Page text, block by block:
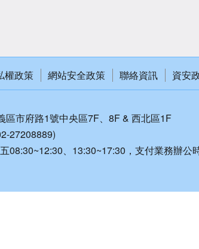
權政策 網站安全政策 聯絡資訊 資安
區市府路1號中央區7F、8F & 西北區1F
27208889)
08:30~12:30、13:30~17:30，支付業務辦公